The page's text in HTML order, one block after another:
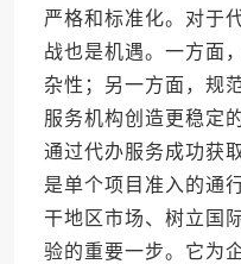
严格和标准化。对于
战也是机遇。一方面
杂性；另一方面，规
服务机构创造更稳定
通过代办服务成功获
是单个项目准入的通
干地区市场、树立国
验的重要一步。它为